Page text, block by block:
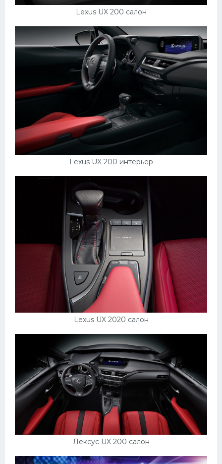
Lexus UX 200 салон
Lexus UX 200 интерьер
Lexus UX 2020 салон
Лексус UX 200 салон